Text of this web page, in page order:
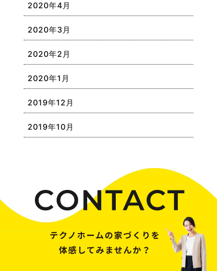
2020年4月
2020年3月
2020年2月
2020年1月
2019年12月
2019年10月